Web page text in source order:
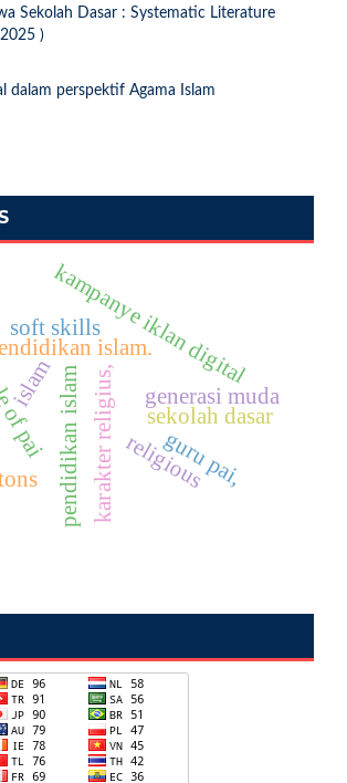
Sekolah Dasar : Systematic Literature
)
dalam perspektif Agama Islam
guru pai,
karakter religius,
islam.
kampanye iklan digital
pendidikan islam generasi muda
islam
sekolah dasar
religious
pai
soft skills